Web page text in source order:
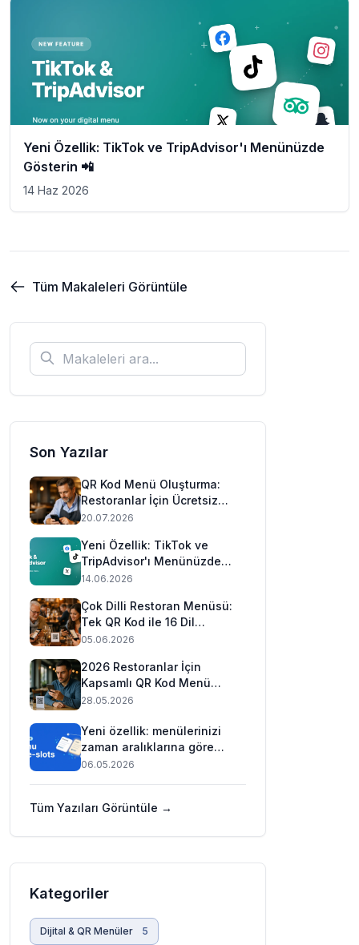
Yeni Özellik: TikTok ve TripAdvisor'ı Menünüzde
Gösterin 📲
14 Haz 2026
Tüm Makaleleri Görüntüle
Son Yazılar
QR Kod Menü Oluşturma:
Restoranlar İçin Ücretsiz
Rehber (2026)
20.07.2026
Yeni Özellik: TikTok ve
TripAdvisor'ı Menünüzde
Gösterin 📲
14.06.2026
Çok Dilli Restoran Menüsü:
Tek QR Kod ile 16 Dil
(2026)
05.06.2026
2026 Restoranlar İçin
Kapsamlı QR Kod Menü
Rehberi
28.05.2026
Yeni özellik: menülerinizi
zaman aralıklarına göre
planlayın (Pratik rehber) 🕒
06.05.2026
Tüm Yazıları Görüntüle →
Kategoriler
Dijital & QR Menüler 5